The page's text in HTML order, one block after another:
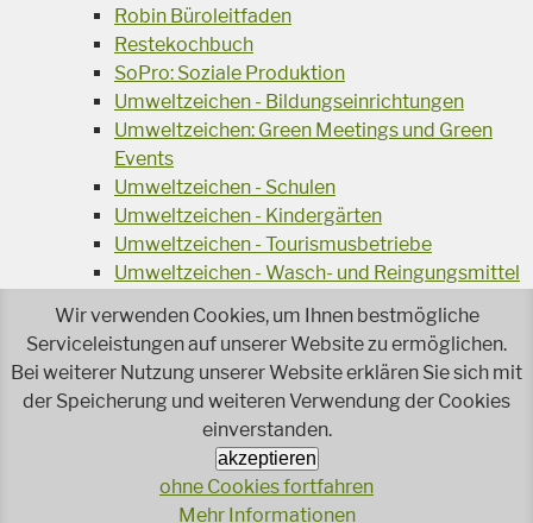
Robin Büroleitfaden
Restekochbuch
SoPro: Soziale Produktion
Umweltzeichen - Bildungseinrichtungen
Umweltzeichen: Green Meetings und Green
Events
Umweltzeichen - Schulen
Umweltzeichen - Kindergärten
Umweltzeichen - Tourismusbetriebe
Umweltzeichen - Wasch- und Reingungsmittel
Veranstaltungsreihe Ressourcen-Effizienz
Wiederverwendung von Elektroaltgeräten
Wasser - das Businessgetränk
Wohnprojekt Parcours
Jetzt faire und ökologische Mode kaufen!
Reparieren leicht gemacht!
Wir verwenden Cookies, um Ihnen bestmögliche
Serviceleistungen auf unserer Website zu ermöglichen.
Bei weiterer Nutzung unserer Website erklären Sie sich mit
der Speicherung und weiteren Verwendung der Cookies
einverstanden.
akzeptieren
ohne Cookies fortfahren
Mehr Informationen